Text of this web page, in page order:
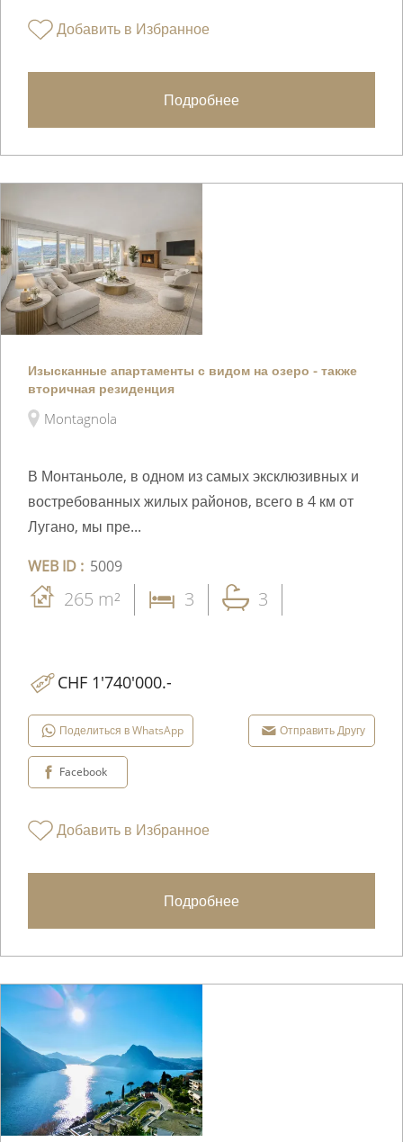
Добавить в Избранное
Подробнее
Изысканные апартаменты с видом на озеро - также
вторичная резиденция
Montagnola
В Монтаньоле, в одном из самых эксклюзивных и
востребованных жилых районов, всего в 4 км от
Лугано, мы пре...
WEB ID : 5009
265 m² 3 3
CHF 1'740'000.-
Поделиться в WhatsApp Отправить Другу
Facebook
Добавить в Избранное
Подробнее